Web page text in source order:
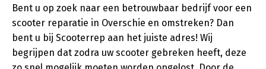
Bent u op zoek naar een betrouwbaar bedrijf voor een
scooter reparatie in Overschie en omstreken? Dan
bent u bij Scooterrep aan het juiste adres! Wij
begrijpen dat zodra uw scooter gebreken heeft, deze